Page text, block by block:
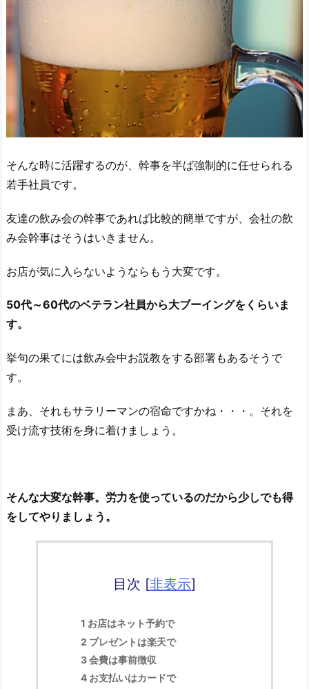
そんな時に活躍するのが、幹事を半ば強制的に任せられる
若手社員です。
友達の飲み会の幹事であれば比較的簡単ですが、会社の飲
み会幹事はそうはいきません。
お店が気に入らないようならもう大変です。
50代～60代のベテラン社員から大ブーイングをくらいま
す。
挙句の果てには飲み会中お説教をする部署もあるそうで
す。
まあ、それもサラリーマンの宿命ですかね・・・。それを
受け流す技術を身に着けましょう。
そんな大変な幹事。労力を使っているのだから少しでも得
をしてやりましょう。
目次 [非表示]
1 お店はネット予約で
2 プレゼントは楽天で
3会費は事前徴収
4 お支払いはカードで